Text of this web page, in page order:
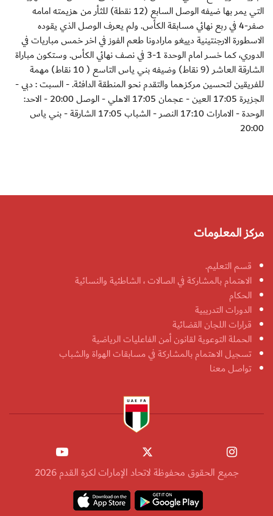
التي يمر بها ضيفه الوصل السابع (12 نقطة) للثأر من هزيمته امامه
صفر-4 في ربع نهائي مسابقة الكأس. ولم يعرف الوصل الذي يقوده
الاسطورة الارجنتينية دييغو مارادونا طعم الفوز في اخر خمس مباريات في
الدوري، كما خسر امام الوحدة 1-3 في نصف نهائي الكأس. وستكون مباراة
الشارقة العاشر (9 نقاط) وضيفه بني ياس التاسع ( 10 نقاط) مهمة
للفريقين لتحسين مركزهما والتقدم نحو المنطقة الدافئة. - السبت : دبي -
الجزيرة 17:05 العين - عجمان 17:05 الاهلي - الوصل 20:00 - الاحد:
الوحدة - الامارات 17:10 النصر - الشباب 17:05 الشارقة - بني ياس
20:00
مركز المعلومات
قسم التعليم.
الاهتمام بالمشاركة في الصالات ، الشاطئية والنسائية
الحكام
الدورات التدريبية
قرارات اللجان القضائية
الحملة التوعوية لقانون أمن الفاعليات الرياضية
تسجيل الاهتمام بالمشاركة في مسابقات الهواة والشباب
تواصل معنا
جميع الحقوق محفوظة لاتحاد الإمارات لكرة القدم 2026